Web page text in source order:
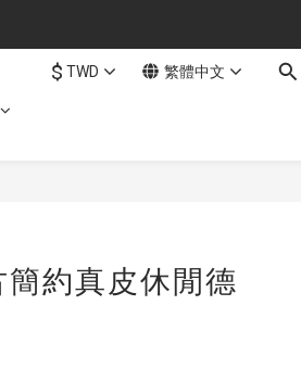
$ TWD 繁體中文
約真皮休閒德